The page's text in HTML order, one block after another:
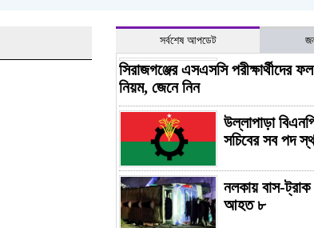
সর্বশেষ আপডেট
সিরাজগঞ্জের এসএসসি পরীক্ষার্থীদের
নিয়ম, জেনে নিন
উল্লাপাড়া
সচিবের সব পদ
নলকায় বাস-ট্রাক
আহত ৮